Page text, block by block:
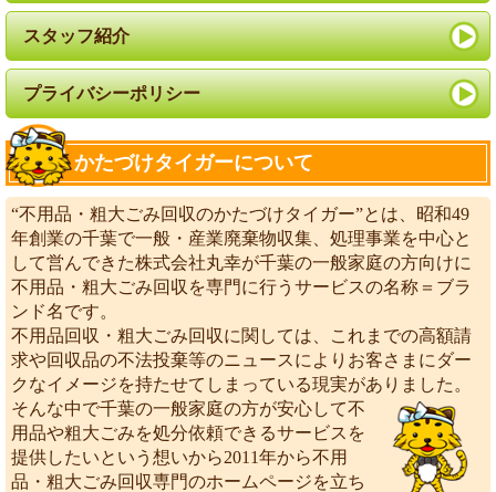
スタッフ紹介
プライバシーポリシー
かたづけタイガーについて
“不用品・粗大ごみ回収のかたづけタイガー”とは、昭和49
年創業の千葉で一般・産業廃棄物収集、処理事業を中心と
して営んできた株式会社丸幸が千葉の一般家庭の方向けに
不用品・粗大ごみ回収を専門に行うサービスの名称＝ブラ
ンド名です。
不用品回収・粗大ごみ回収に関しては、これまでの高額請
求や回収品の不法投棄等のニュースによりお客さまにダー
クなイメージを持たせてしまっている現実がありました。
そんな中で千葉の一般家庭の方が安心して不
用品や粗大ごみを処分依頼できるサービスを
提供したいという想いから2011年から不用
品・粗大ごみ回収専門のホームページを立ち